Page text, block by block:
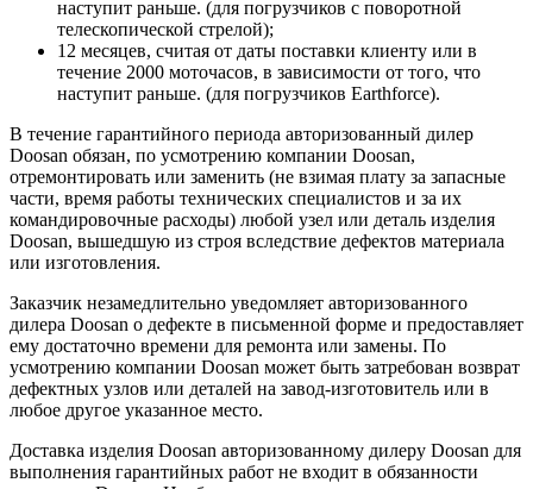
наступит раньше. (для погрузчиков с поворотной
телескопической стрелой);
12 месяцев, считая от даты поставки клиенту или в
течение 2000 моточасов, в зависимости от того, что
наступит раньше. (для погрузчиков Earthforce).
В течение гарантийного периода авторизованный дилер
Doosan обязан, по усмотрению компании Doosan,
отремонтировать или заменить (не взимая плату за запасные
части, время работы технических специалистов и за их
командировочные расходы) любой узел или деталь изделия
Doosan, вышедшую из строя вследствие дефектов материала
или изготовления.
Заказчик незамедлительно уведомляет авторизованного
дилера Doosan о дефекте в письменной форме и предоставляет
ему достаточно времени для ремонта или замены. По
усмотрению компании Doosan может быть затребован возврат
дефектных узлов или деталей на завод-изготовитель или в
любое другое указанное место.
Доставка изделия Doosan авторизованному дилеру Doosan для
выполнения гарантийных работ не входит в обязанности